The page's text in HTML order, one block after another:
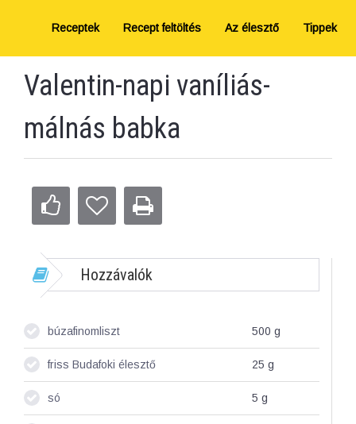
Receptek Recept feltöltés Az élesztő Tippek
Valentin-napi vaníliás-
málnás babka
Hozzávalók
búzafinomliszt 500 g
friss Budafoki élesztő 25 g
só 5 g